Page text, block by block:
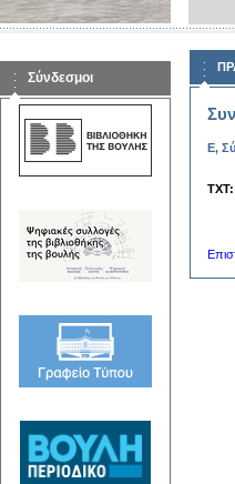
Σύνδεσμοι
Ε,
TXT: